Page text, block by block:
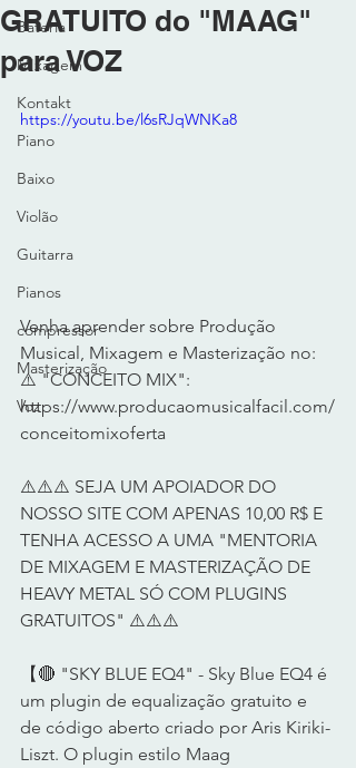
Bateria
MIxagem
Kontakt
Piano
Baixo
Violão
Guitarra
Pianos
compressor
Masterização
Voz
GRATUITO do "MAAG"
para VOZ
https://youtu.be/l6sRJqWNKa8
Venha aprender sobre Produção
Musical, Mixagem e Masterização no:
⚠️ "CONCEITO MIX":
https://www.producaomusicalfacil.com/
conceitomixoferta
⚠️⚠️⚠️ SEJA UM APOIADOR DO
NOSSO SITE COM APENAS 10,00 R$ E
TENHA ACESSO A UMA "MENTORIA
DE MIXAGEM E MASTERIZAÇÃO DE
HEAVY METAL SÓ COM PLUGINS
GRATUITOS" ⚠️⚠️⚠️
【🔴 "SKY BLUE EQ4" - Sky Blue EQ4 é
um plugin de equalização gratuito e
de código aberto criado por Aris Kiriki-
Liszt. O plugin estilo Maag